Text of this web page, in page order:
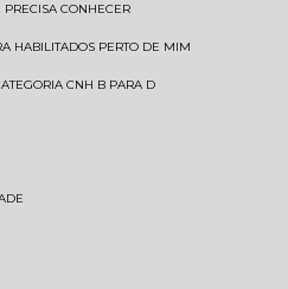
PRECISA CONHECER
HABILITADOS PERTO DE MIM
CNH B PARA D